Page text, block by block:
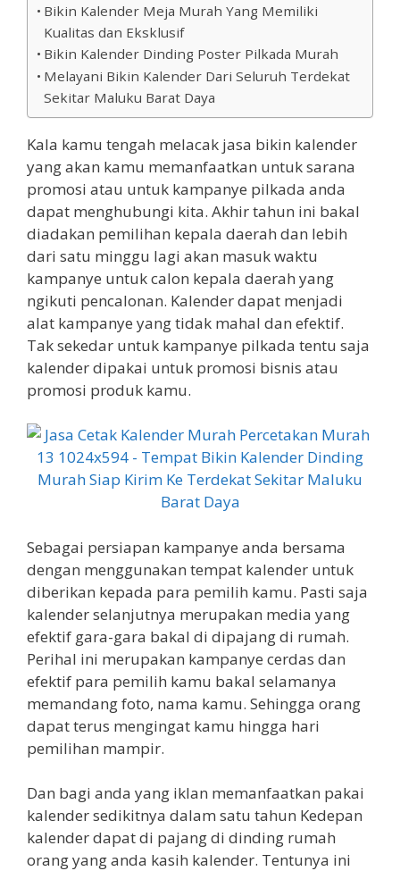
Bikin Kalender Meja Murah Yang Memiliki
Kualitas dan Eksklusif
Bikin Kalender Dinding Poster Pilkada Murah
Melayani Bikin Kalender Dari Seluruh Terdekat
Sekitar Maluku Barat Daya
Kala kamu tengah melacak jasa bikin kalender
yang akan kamu memanfaatkan untuk sarana
promosi atau untuk kampanye pilkada anda
dapat menghubungi kita. Akhir tahun ini bakal
diadakan pemilihan kepala daerah dan lebih
dari satu minggu lagi akan masuk waktu
kampanye untuk calon kepala daerah yang
ngikuti pencalonan. Kalender dapat menjadi
alat kampanye yang tidak mahal dan efektif.
Tak sekedar untuk kampanye pilkada tentu saja
kalender dipakai untuk promosi bisnis atau
promosi produk kamu.
Sebagai persiapan kampanye anda bersama
dengan menggunakan tempat kalender untuk
diberikan kepada para pemilih kamu. Pasti saja
kalender selanjutnya merupakan media yang
efektif gara-gara bakal di dipajang di rumah.
Perihal ini merupakan kampanye cerdas dan
efektif para pemilih kamu bakal selamanya
memandang foto, nama kamu. Sehingga orang
dapat terus mengingat kamu hingga hari
pemilihan mampir.
Dan bagi anda yang iklan memanfaatkan pakai
kalender sedikitnya dalam satu tahun Kedepan
kalender dapat di pajang di dinding rumah
orang yang anda kasih kalender. Tentunya ini